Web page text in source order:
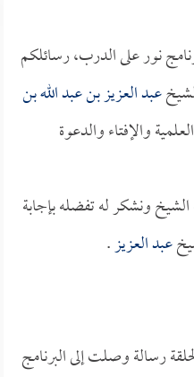
نور على الدرب، رسائلكم
عبد العزيز بن عبد الله بن
والإفتاء والدعوة
ونشكر له تفضله بإجابة
عبد العزيز.
رسالة وصلت إلى البرنامج